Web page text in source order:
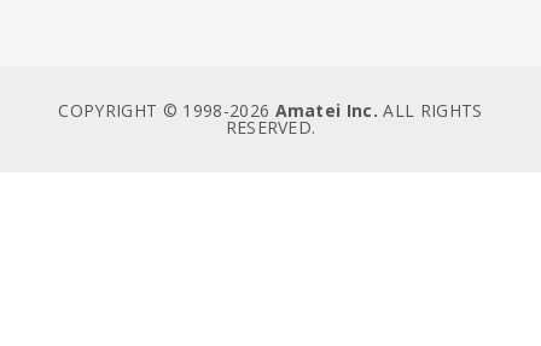
COPYRIGHT © 1998-2026 Amatei Inc. ALL RIGHTS
RESERVED.